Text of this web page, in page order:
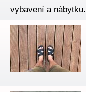
vybavení a nábytku.